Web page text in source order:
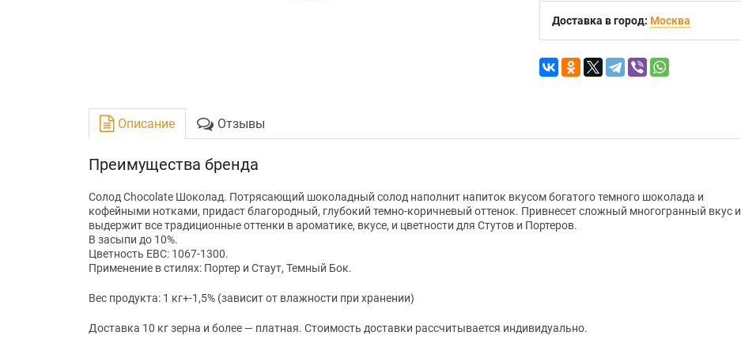
Доставка в город: Москва
Описание Отзывы
Преимущества бренда
Солод Chocolate Шоколад. Потрясающий шоколадный солод наполнит напиток вкусом богатого темного шоколада и
кофейными нотками, придаст благородный, глубокий темно-коричневый оттенок. Привнесет сложный многогранный вкус и
выдержит все традиционные оттенки в ароматике, вкусе, и цветности для Стутов и Портеров.
В засыпи до 10%.
Цветность EBC: 1067-1300.
Применение в стилях: Портер и Стаут, Темный Бок.
Вес продукта: 1 кг+-1,5% (зависит от влажности при хранении)
Доставка 10 кг зерна и более — платная. Стоимость доставки рассчитывается индивидуально.